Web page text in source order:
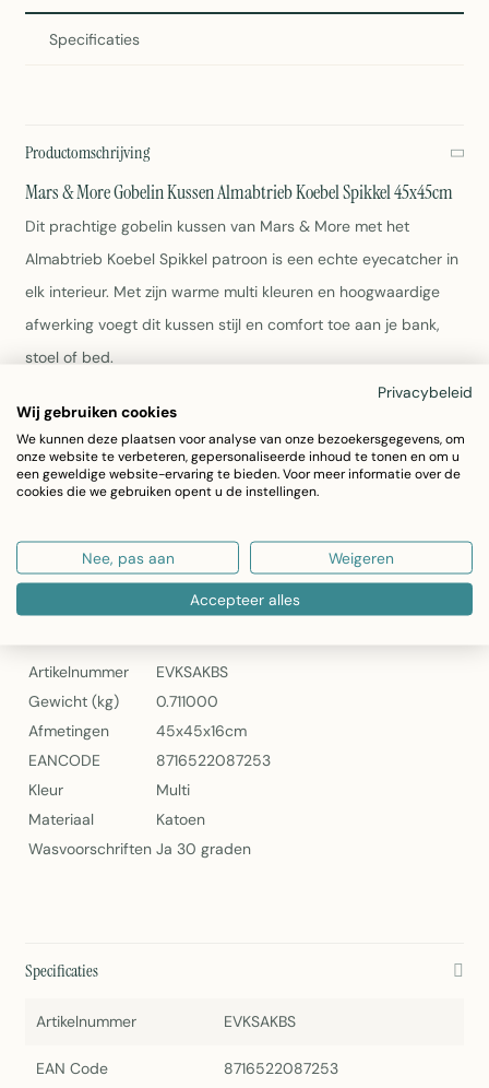
Specificaties
Productomschrijving
Mars & More Gobelin Kussen Almabtrieb Koebel Spikkel 45x45cm
Dit prachtige gobelin kussen van Mars & More met het
Almabtrieb Koebel Spikkel patroon is een echte eyecatcher in
elk interieur. Met zijn warme multi kleuren en hoogwaardige
afwerking voegt dit kussen stijl en comfort toe aan je bank,
stoel of bed.
Afmetingen: 45x45cm
Materiaal: 100% katoen
Kleur: Multi (spikkel patroon)
Wasbaar op 30 graden
Artikelnummer: EVKSAKBS
Mars & More Gobelin Kussen Almabtrieb Koebel Spikkel 45x45cm
Specificaties
Artikelnummer
EVKSAKBS
Gewicht (kg)
0.711000
Afmetingen
45x45x16cm
EANCODE
8716522087253
Kleur
Multi
Materiaal
Katoen
Wasvoorschriften Ja 30 graden
Specificaties
Artikelnummer EVKSAKBS
EAN Code 8716522087253
Privacybeleid
Wij gebruiken cookies
We kunnen deze plaatsen voor analyse van onze bezoekersgegevens, om
onze website te verbeteren, gepersonaliseerde inhoud te tonen en om u
een geweldige website-ervaring te bieden. Voor meer informatie over de
cookies die we gebruiken opent u de instellingen.
Nee, pas aan Weigeren
Accepteer alles